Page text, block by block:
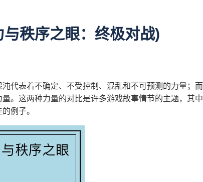
秩序之眼：终极对战)
代表着不确定、不受控制、混乱和不可预测的力量；而
。这两种力量的对比是许多游戏故事情节的主题，其中
例子。